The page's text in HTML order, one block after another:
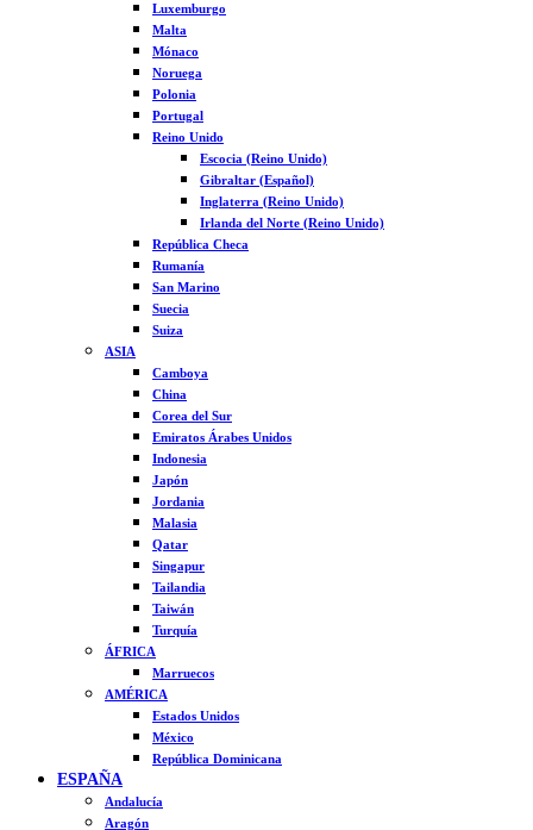
Luxemburgo
Malta
Mónaco
Noruega
Polonia
Portugal
Reino Unido
Escocia (Reino Unido)
Gibraltar (Español)
Inglaterra (Reino Unido)
Irlanda del Norte (Reino Unido)
República Checa
Rumanía
San Marino
Suecia
Suiza
ASIA
Camboya
China
Corea del Sur
Emiratos Árabes Unidos
Indonesia
Japón
Jordania
Malasia
Qatar
Singapur
Tailandia
Taiwán
Turquía
ÁFRICA
Marruecos
AMÉRICA
Estados Unidos
México
República Dominicana
ESPAÑA
Andalucía
Aragón